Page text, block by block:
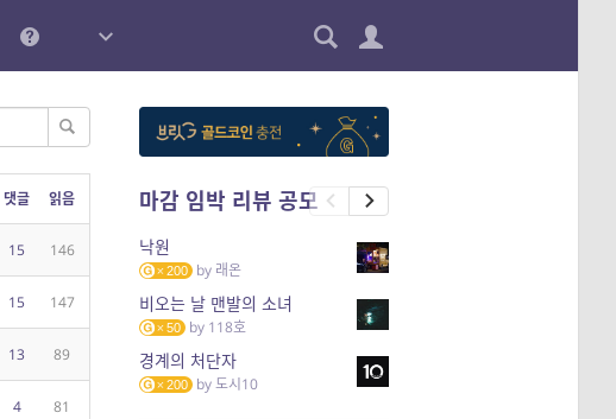
댓글 읽음
15 146
15 147
13 89
4 81
마감 임박 리뷰 공모
낙원
200 by 래온
비오는 날 맨발의 소녀
50 by 118호
경계의 처단자
200 by도시10